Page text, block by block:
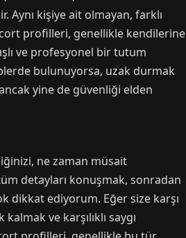
Aynı kişiye ait olmayan, farklı
profilleri, genellikle kendilerine
ve profesyonel bir tutum
bulunuyorsa, uzak durmak
yine de güvenliği elden
ne zaman müsait
detayları konuşmak, sonradan
dikkat ediyorum. Eğer size karşı
ve karşılıklı saygı